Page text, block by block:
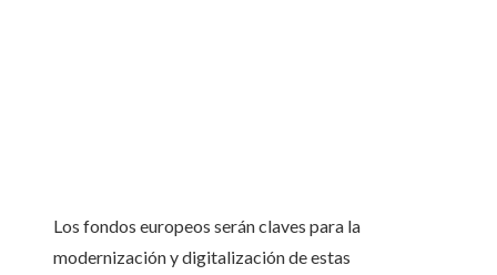
Los fondos europeos serán claves para la
modernización y digitalización de estas